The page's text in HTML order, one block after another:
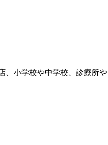
小学校や中学校、診療所